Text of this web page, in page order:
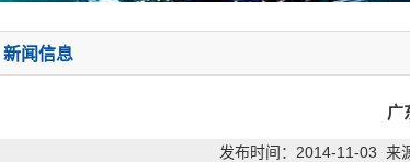
新闻信息
广
发布时间：2014-11-03 来